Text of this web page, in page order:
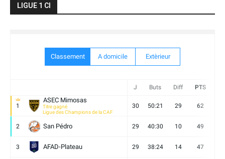
LIGUE 1 CI
Classement A domicile Extèrieur
J Buts Diff PTS
1
ASEC Mimosas
Titre gagné
Ligue des Champions de la CAF
30 50:21 29 62
2 San Pédro 29 40:30 10 49
3 AFAD-Plateau 29 38:24 14 47